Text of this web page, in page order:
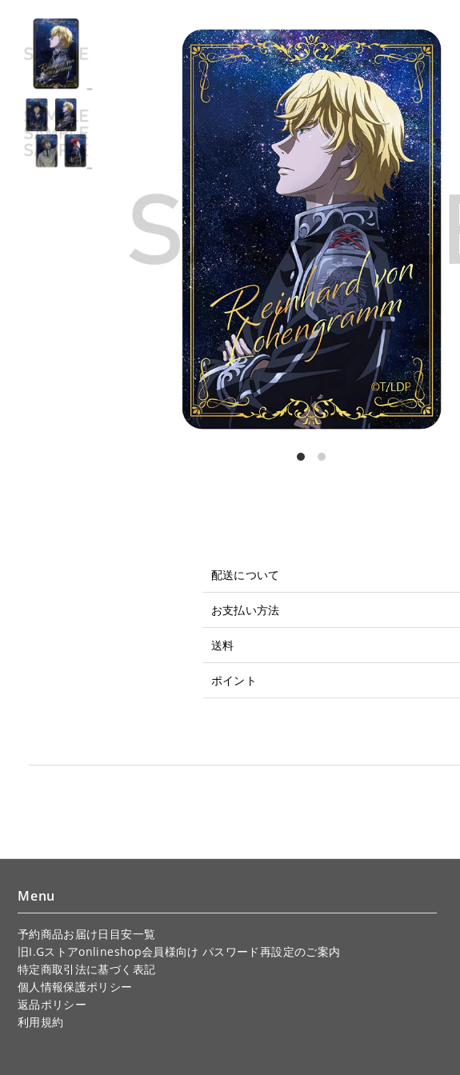
配送について
お支払い方法
送料
ポイント
Menu
予約商品お届け日目安一覧
旧I.Gストアonlineshop会員様向け パスワード再設定のご案内
特定商取引法に基づく表記
個人情報保護ポリシー
返品ポリシー
利用規約